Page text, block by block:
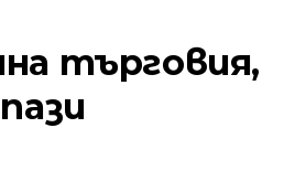
търговия,